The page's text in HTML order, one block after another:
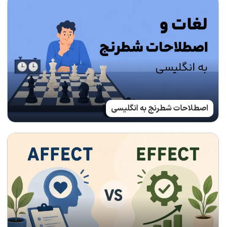
اصطلاحات شطرنج به انگلیسی